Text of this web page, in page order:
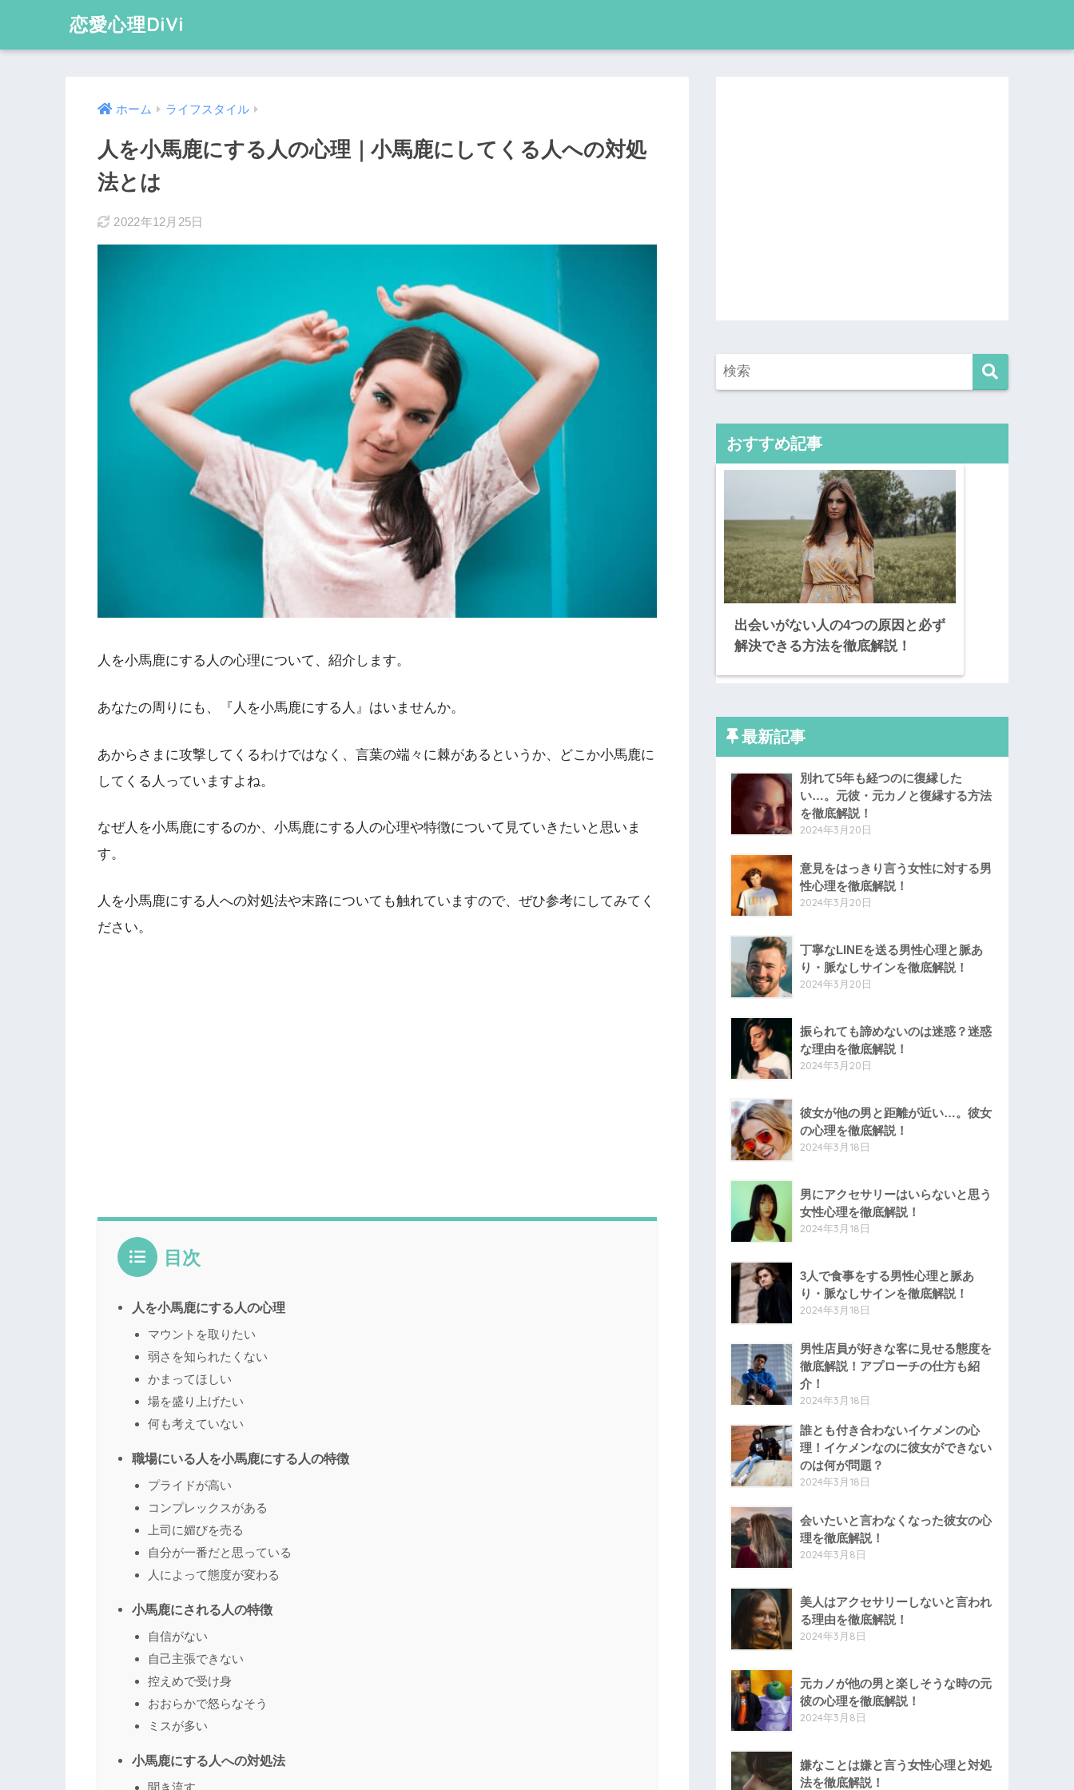
恋愛心理DiVi
ホーム ライフスタイル
人を小馬鹿にする人の心理｜小馬鹿にしてくる人への対処
法とは
2022年12月25日
人を小馬鹿にする人の心理について、紹介します。
あなたの周りにも、『人を小馬鹿にする人』はいませんか。
あからさまに攻撃してくるわけではなく、言葉の端々に棘があるというか、どこか小馬鹿に
してくる人っていますよね。
なぜ人を小馬鹿にするのか、小馬鹿にする人の心理や特徴について見ていきたいと思いま
す。
人を小馬鹿にする人への対処法や末路についても触れていますので、ぜひ参考にしてみてく
ださい。
目次
人を小馬鹿にする人の心理
マウントを取りたい
弱さを知られたくない
かまってほしい
場を盛り上げたい
何も考えていない
職場にいる人を小馬鹿にする人の特徴
プライドが高い
コンプレックスがある
上司に媚びを売る
自分が一番だと思っている
人によって態度が変わる
小馬鹿にされる人の特徴
自信がない
自己主張できない
控えめで受け身
おおらかで怒らなそう
ミスが多い
小馬鹿にする人への対処法
聞き流す
おすすめ記事
出会いがない人の4つの原因と必ず
解決できる方法を徹底解説！
最新記事
別れて5年も経つのに復縁した
い…。元彼・元カノと復縁する方法
を徹底解説！
2024年3月20日
意見をはっきり言う女性に対する男
性心理を徹底解説！
2024年3月20日
丁寧なLINEを送る男性心理と脈あ
り・脈なしサインを徹底解説！
2024年3月20日
振られても諦めないのは迷惑？迷惑
な理由を徹底解説！
2024年3月20日
彼女が他の男と距離が近い…。彼女
の心理を徹底解説！
2024年3月18日
男にアクセサリーはいらないと思う
女性心理を徹底解説！
2024年3月18日
3人で食事をする男性心理と脈あ
り・脈なしサインを徹底解説！
2024年3月18日
男性店員が好きな客に見せる態度を
徹底解説！アプローチの仕方も紹
介！
2024年3月18日
誰とも付き合わないイケメンの心
理！イケメンなのに彼女ができない
のは何が問題？
2024年3月18日
会いたいと言わなくなった彼女の心
理を徹底解説！
2024年3月8日
美人はアクセサリーしないと言われ
る理由を徹底解説！
2024年3月8日
元カノが他の男と楽しそうな時の元
彼の心理を徹底解説！
2024年3月8日
嫌なことは嫌と言う女性心理と対処
法を徹底解説！